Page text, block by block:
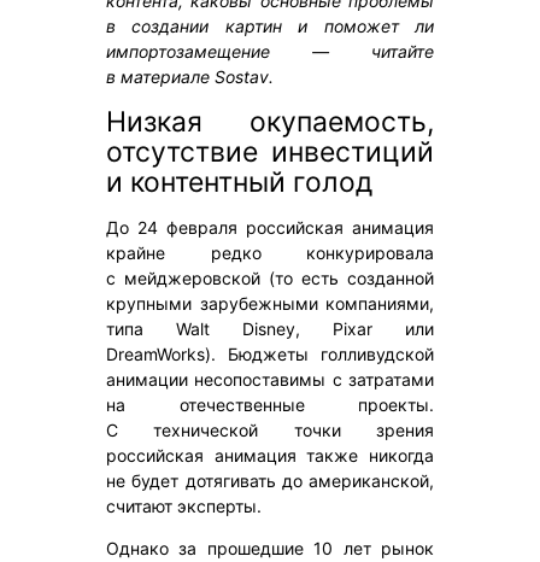
в создании картин и поможет ли
импортозамещение — читайте
в материале Sostav.
Низкая окупаемость,
отсутствие инвестиций
и контентный голод
До 24 февраля российская анимация
крайне редко конкурировала
с мейджеровской (то есть созданной
крупными зарубежными компаниями,
типа Walt Disney, Pixar или
DreamWorks). Бюджеты голливудской
анимации несопоставимы с затратами
на отечественные проекты.
С технической точки зрения
российская анимация также никогда
не будет дотягивать до американской,
считают эксперты.
Однако за прошедшие 10 лет рынок